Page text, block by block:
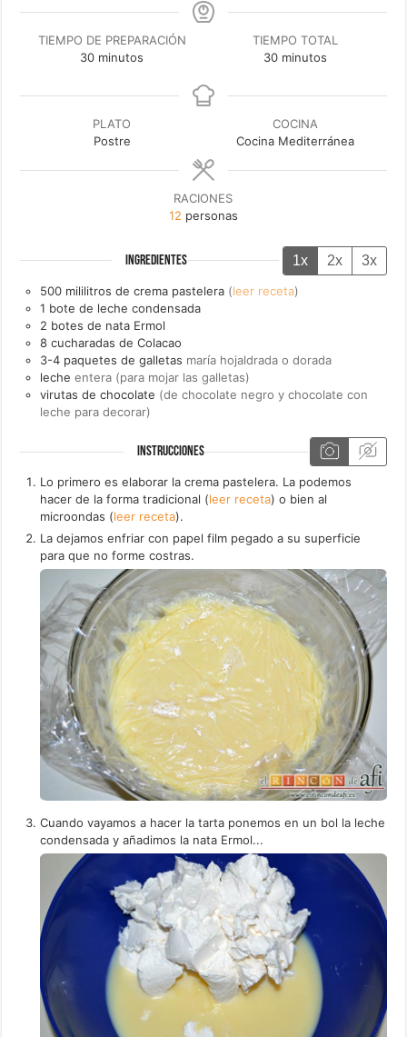
TIEMPO DE PREPARACIÓN
30minutos
minutos
TIEMPO TOTAL
30minutos
minutos
PLATO
Postre
COCINA
Cocina Mediterránea
RACIONES
12 personas
INGREDIENTES 1x 2x 3x
500 mililitros de crema pastelera (leer receta)
1 bote de leche condensada
2 botes de nata Ermol
8 cucharadas de Colacao
3-4 paquetes de galletas maría hojaldrada o dorada
leche entera (para mojar las galletas)
virutas de chocolate (de chocolate negro y chocolate con
leche para decorar)
INSTRUCCIONES
Lo primero es elaborar la crema pastelera. La podemos
hacer de la forma tradicional (leer receta) o bien al
microondas (leer receta).
La dejamos enfriar con papel film pegado a su superficie
para que no forme costras.
Cuando vayamos a hacer la tarta ponemos en un bol la leche
condensada y añadimos la nata Ermol...